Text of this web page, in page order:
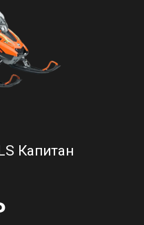
Капитан